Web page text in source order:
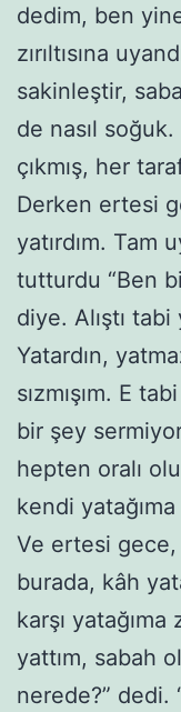
dedim, ben
zırıltısına
sakinleştir,
de nasıl
çıkmış, her
Derken ertesi
yatırdım. Tam
tutturdu “Ben
diye. Alıştı tabi
Yatardın,
sızmışım. E
bir şey
hepten oralı
kendi
Ve ertesi
burada, kâh
karşı
yattım, sabah
nerede?” dedi.